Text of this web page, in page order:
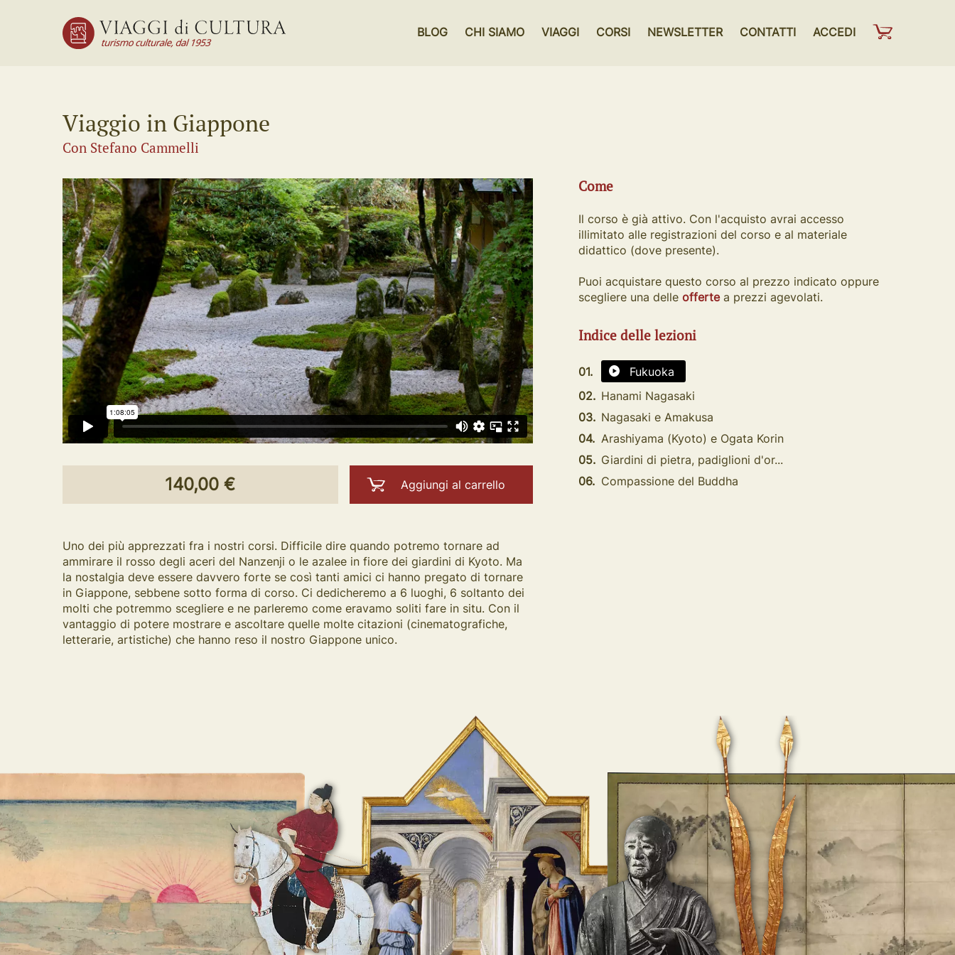
BLOG CHI SIAMO VIAGGI CORSI NEWSLETTER CONTATTI ACCEDI
Viaggio in Giappone
Con Stefano Cammelli
140,00 € Aggiungi al carrello
Uno dei più apprezzati fra i nostri corsi. Difficile dire quando potremo tornare ad
ammirare il rosso degli aceri del Nanzenji o le azalee in fiore dei giardini di Kyoto. Ma
la nostalgia deve essere davvero forte se così tanti amici ci hanno pregato di tornare
in Giappone, sebbene sotto forma di corso. Ci dedicheremo a 6 luoghi, 6 soltanto dei
molti che potremmo scegliere e ne parleremo come eravamo soliti fare in situ. Con il
vantaggio di potere mostrare e ascoltare quelle molte citazioni (cinematografiche,
letterarie, artistiche) che hanno reso il nostro Giappone unico.
Come
Il corso è già attivo. Con l'acquisto avrai accesso
illimitato alle registrazioni del corso e al materiale
didattico (dove presente).
Puoi acquistare questo corso al prezzo indicato oppure
scegliere una delleoffertea prezzi agevolati.
Indice delle lezioni
01.
Fukuoka
02. Hanami Nagasaki
03. Nagasaki e Amakusa
04. Arashiyama (Kyoto) e Ogata Korin
05. Giardini di pietra, padiglioni d'or...
06. Compassione del Buddha